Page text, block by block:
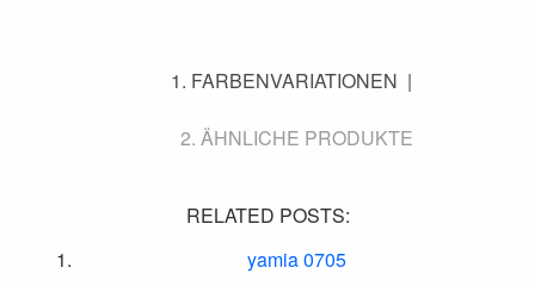
FARBENVARIATIONEN
ÄHNLICHE PRODUKTE
RELATED POSTS:
yamia 0705